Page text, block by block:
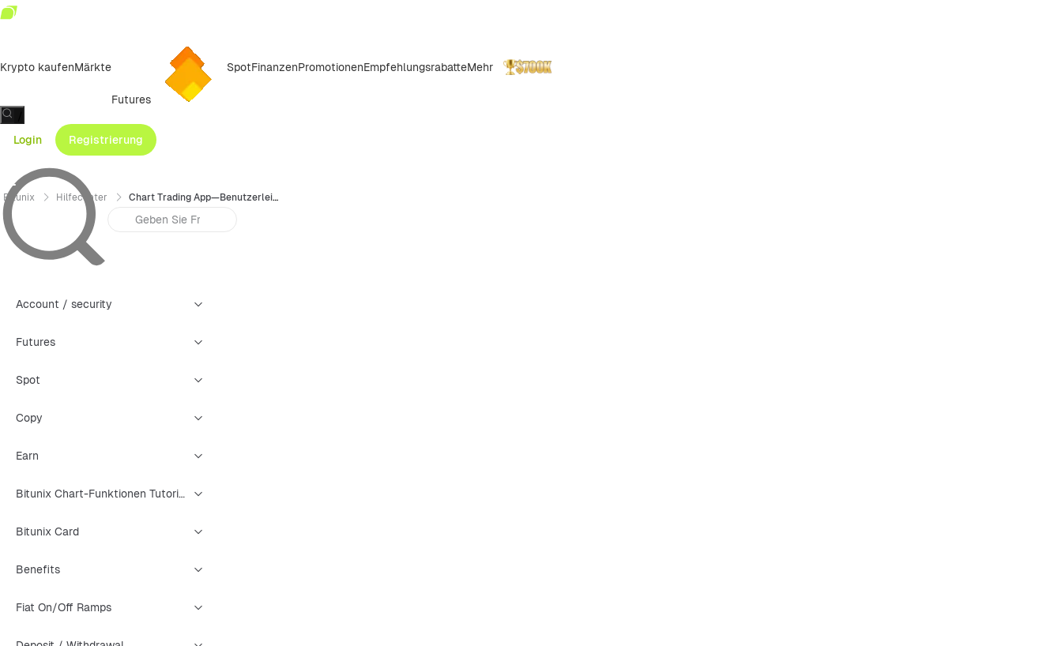
Krypto kaufenMärkte
Futures
SpotFinanzenPromotionenEmpfehlungsrabatteMehr
Login
Registrierung
Bitunix Hilfecenter Chart Trading App—Benutzerleitfaden für die Basic-Version
Account / security
Futures
Spot
Copy
Earn
Bitunix Chart-Funktionen Tutorial
Bitunix Card
Benefits
Fiat On/Off Ramps